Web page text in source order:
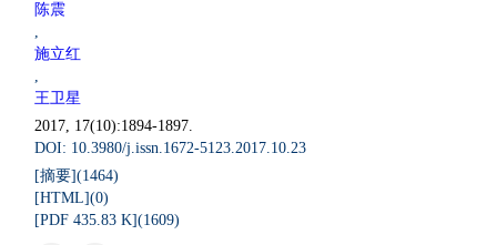
陈震
,
施立红
,
王卫星
2017, 17(10):1894-1897.
DOI: 10.3980/j.issn.1672-5123.2017.10.23
[摘要](1464)
[HTML](0)
[PDF 435.83 K](1609)